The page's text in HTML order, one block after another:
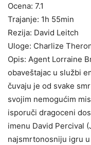
Ocena: 7.1
Trajanje: 1h 55min
Rezija: David Leitch
Uloge: Charlize
Opis: Agent Lorraine
obaveštajac u službi
čuvaju je od svake
svojim nemogućim
isporuči dragoceni
imenu David Percival
najsmrtonosniju igru